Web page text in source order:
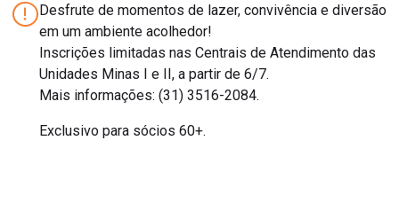
Desfrute de momentos de lazer, convivência e diversão
em um ambiente acolhedor!
Inscrições limitadas nas Centrais de Atendimento das
Unidades Minas I e II, a partir de 6/7.
Mais informações: (31) 3516-2084.
Exclusivo para sócios 60+.